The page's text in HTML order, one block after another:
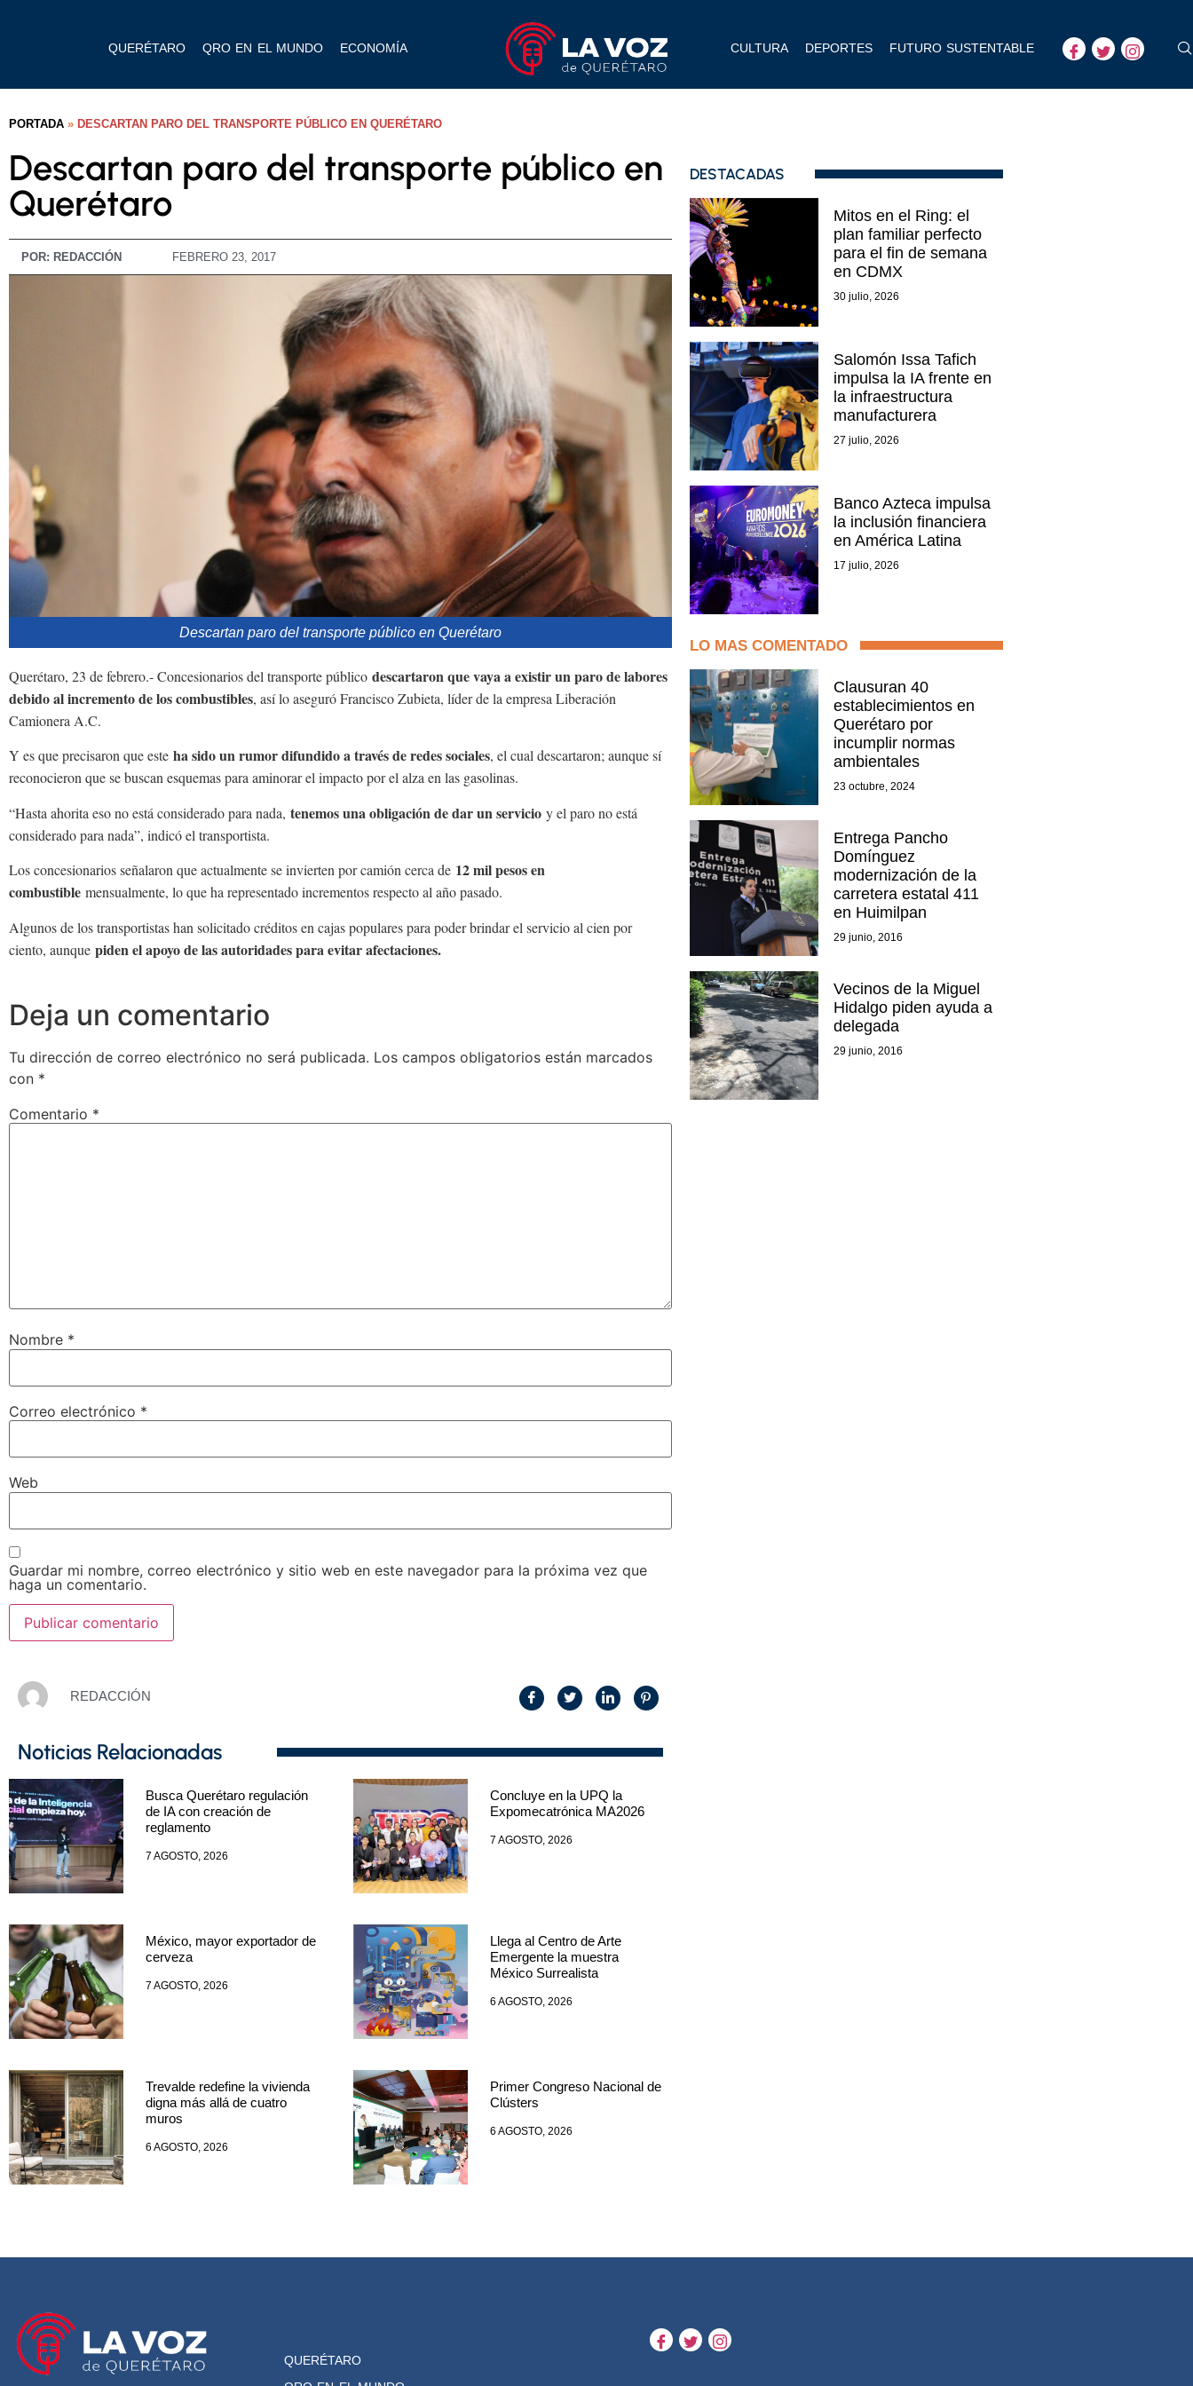
QUERÉTARO QRO EN EL MUNDO ECONOMÍA CULTURA DEPORTES FUTURO SUSTENTABLE
PORTADA » DESCARTAN PARO DEL TRANSPORTE PÚBLICO EN QUERÉTARO
Descartan paro del transporte público en
Querétaro
POR: REDACCIÓN FEBRERO 23, 2017
Descartan paro del transporte público en Querétaro
Querétaro, 23 de febrero.- Concesionarios del transporte público descartaron que vaya a existir un paro de labores
debido al incremento de los combustibles, así lo aseguró Francisco Zubieta, líder de la empresa Liberación
Camionera A.C.
Y es que precisaron que este ha sido un rumor difundido a través de redes sociales, el cual descartaron; aunque sí
reconocieron que se buscan esquemas para aminorar el impacto por el alza en las gasolinas.
“Hasta ahorita eso no está considerado para nada, tenemos una obligación de dar un servicio y el paro no está
considerado para nada”, indicó el transportista.
Los concesionarios señalaron que actualmente se invierten por camión cerca de 12 mil pesos en
combustible mensualmente, lo que ha representado incrementos respecto al año pasado.
Algunos de los transportistas han solicitado créditos en cajas populares para poder brindar el servicio al cien por
ciento, aunque piden el apoyo de las autoridades para evitar afectaciones.
Deja un comentario
Tu dirección de correo electrónico no será publicada. Los campos obligatorios están marcados
con *
Comentario *
Nombre *
Correo electrónico *
Web
Guardar mi nombre, correo electrónico y sitio web en este navegador para la próxima vez que
haga un comentario.
REDACCIÓN
Noticias Relacionadas
Busca Querétaro regulación
de IA con creación de
reglamento
7 AGOSTO, 2026
Concluye en la UPQ la
Expomecatrónica MA2026
7 AGOSTO, 2026
México, mayor exportador de
cerveza
7 AGOSTO, 2026
Llega al Centro de Arte
Emergente la muestra
México Surrealista
6 AGOSTO, 2026
Trevalde redefine la vivienda
digna más allá de cuatro
muros
6 AGOSTO, 2026
Primer Congreso Nacional de
Clústers
6 AGOSTO, 2026
DESTACADAS
Mitos en el Ring: el
plan familiar perfecto
para el fin de semana
en CDMX
30 julio, 2026
Salomón Issa Tafich
impulsa la IA frente en
la infraestructura
manufacturera
27 julio, 2026
Banco Azteca impulsa
la inclusión financiera
en América Latina
17 julio, 2026
LO MAS COMENTADO
Clausuran 40
establecimientos en
Querétaro por
incumplir normas
ambientales
23 octubre, 2024
Entrega Pancho
Domínguez
modernización de la
carretera estatal 411
en Huimilpan
29 junio, 2016
Vecinos de la Miguel
Hidalgo piden ayuda a
delegada
29 junio, 2016
QUERÉTARO